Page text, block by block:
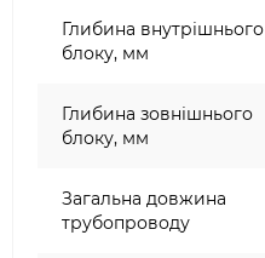
Глибина внутрішнього
блоку, мм
Глибина зовнішнього
блоку, мм
Загальна довжина
трубопроводу